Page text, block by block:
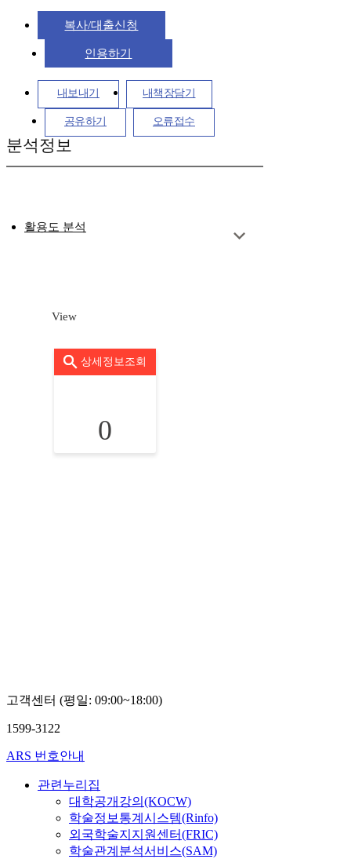
복사/대출신청
인용하기
내보내기 내책장담기
공유하기 오류접수
분석정보
활용도 분석
View
상세정보조회
0
고객센터 (평일: 09:00~18:00)
1599-3122
ARS 번호안내
관련누리집
대학공개강의(KOCW)
학술정보통계시스템(Rinfo)
외국학술지지원센터(FRIC)
학술관계분석서비스(SAM)